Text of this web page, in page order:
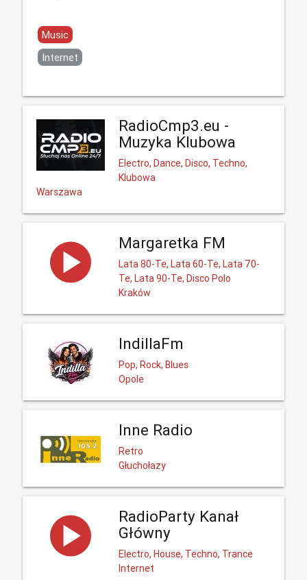
Music
Internet
RadioCmp3.eu -
Muzyka Klubowa
Electro, Dance, Disco, Techno,
Klubowa
Warszawa
Margaretka FM
Lata 80-Te, Lata 60-Te, Lata 70-
Te, Lata 90-Te, Disco Polo
Kraków
IndillaFm
Pop, Rock, Blues
Opole
Inne Radio
Retro
Głuchołazy
RadioParty Kanał
Główny
Electro, House, Techno, Trance
Internet